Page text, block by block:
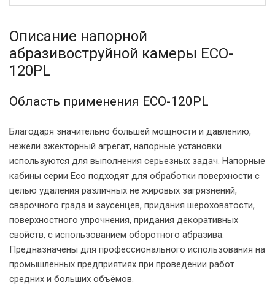
Описание напорной
абразивоструйной камеры ECO-
120PL
Область применения ECO-120PL
Благодаря значительно большей мощности и давлению,
нежели эжекторный агрегат, напорные установки
используются для выполнения серьезных задач. Напорные
кабины серии Eco подходят для обработки поверхности с
целью удаления различных не жировых загрязнений,
сварочного града и заусенцев, придания шероховатости,
поверхностного упрочнения, придания декоративных
свойств, с использованием оборотного абразива.
Предназначены для профессионального использования на
промышленных предприятиях при проведении работ
средних и больших объёмов.